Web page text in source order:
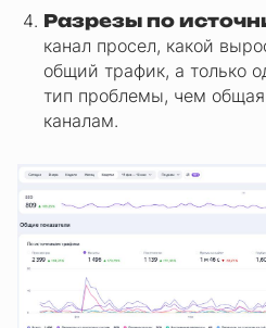
Разрезы по
канал просел, какой
общий трафик, а только
тип проблемы, чем
каналам.